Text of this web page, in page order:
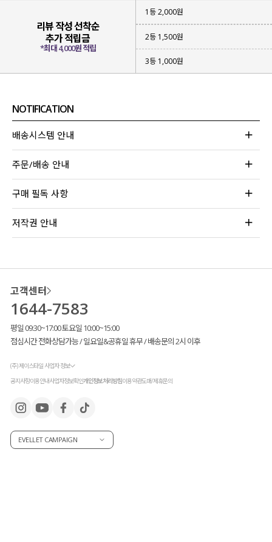
리뷰 작성 선착순
추가 적립금
*최대 4,000원 적립
1등 2,000원
2등 1,500원
3등 1,000원
NOTIFICATION
배송시스템 안내
주문/배송 안내
구매 필독 사항
저작권 안내
고객센터
1644-7583
평일 09:30~17:00 토요일 10:00~15:00
점심시간 전화상담가능 / 일요일&공휴일 휴무 / 배송문의 2시 이후
(주) 제이스타일 사업자 정보
공지사항이용안내사업자정보확인개인정보처리방침이용약관도매/제휴문의
EVELLET CAMPAIGN